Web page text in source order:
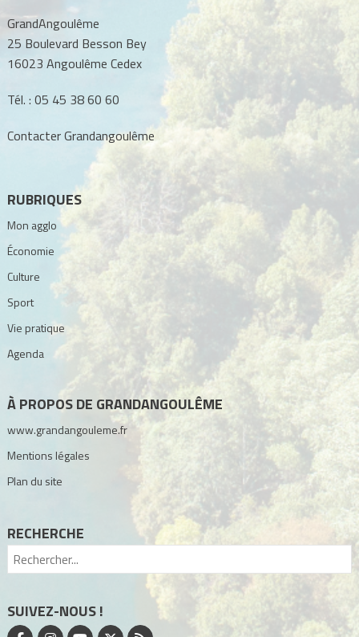
GrandAngoulême
25 Boulevard Besson Bey
16023 Angoulême Cedex
Tél. : 05 45 38 60 60
Contacter Grandangoulême
RUBRIQUES
Mon agglo
Économie
Culture
Sport
Vie pratique
Agenda
À PROPOS DE GRANDANGOULÊME
www.grandangouleme.fr
Mentions légales
Plan du site
RECHERCHE
SUIVEZ-NOUS !